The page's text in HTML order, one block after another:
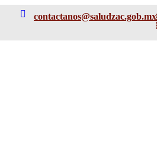
contactanos@saludzac.gob.mx